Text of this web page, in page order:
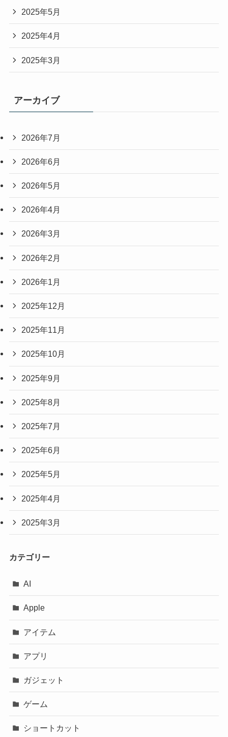
2025年5月
2025年4月
2025年3月
アーカイブ
2026年7月
2026年6月
2026年5月
2026年4月
2026年3月
2026年2月
2026年1月
2025年12月
2025年11月
2025年10月
2025年9月
2025年8月
2025年7月
2025年6月
2025年5月
2025年4月
2025年3月
カテゴリー
AI
Apple
アイテム
アプリ
ガジェット
ゲーム
ショートカット